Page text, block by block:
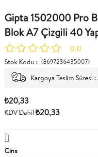
Gipta 1502000 Pro
Blok A7 Çizgili 40
0.0
Stok Kodu (8697236435007)
Kargoya Teslim Süresi :
₺20,33
KDV Dahil₺20,33
[]
Cins